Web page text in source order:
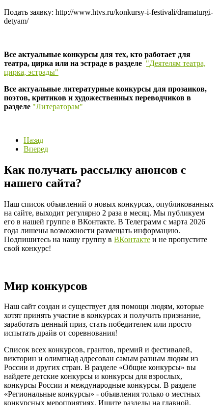
Подать заявку: http://www.htvs.ru/konkursy-i-festivali/dramaturgi-
detyam/
Все актуальные конкурсы для тех, кто работает для
театра, цирка или на эстраде в разделе "Деятелям театра,
цирка, эстрады"
Все актуальные литературные конкурсы для прозаиков,
поэтов, критиков и художественных переводчиков в
разделе "Литераторам"
Назад
Вперед
Как получать рассылку анонсов с
нашего сайта?
Наш список объявлений о новых конкурсах, опубликованных
на сайте, выходит регулярно 2 раза в месяц. Мы публикуем
его в нашей группе в ВКонтакте. В Телеграмм с марта 2026
года лишены возможности размещать информацию.
Подпишитесь на нашу группу в ВКонтакте и не пропустите
свой конкурс!
Мир конкурсов
Наш сайт создан и существует для помощи людям, которые
хотят принять участие в конкурсах и получить признание,
заработать ценный приз, стать победителем или просто
испытать драйв от соревнования!
Список всех конкурсов, грантов, премий и фестивалей,
викторин и олимпиад адресован самым разным людям из
России и других стран. В разделе «Общие конкурсы» вы
найдете детские конкурсы и конкурсы для взрослых,
конкурсы России и международные конкурсы. В разделе
«Региональные конкурсы» - объявления только о местных
конкурсных мероприятиях. Ищите разделы на главной,